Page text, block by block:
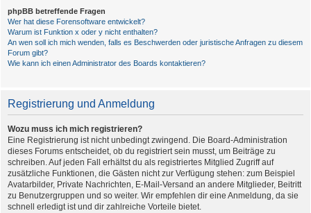
phpBB betreffende Fragen
Wer hat diese Forensoftware entwickelt?
Warum ist Funktion x oder y nicht enthalten?
An wen soll ich mich wenden, falls es Beschwerden oder juristische Anfragen zu diesem
Forum gibt?
Wie kann ich einen Administrator des Boards kontaktieren?
Registrierung und Anmeldung
Wozu muss ich mich registrieren?
Eine Registrierung ist nicht unbedingt zwingend. Die Board-Administration
dieses Forums entscheidet, ob du registriert sein musst, um Beiträge zu
schreiben. Auf jeden Fall erhältst du als registriertes Mitglied Zugriff auf
zusätzliche Funktionen, die Gästen nicht zur Verfügung stehen: zum Beispiel
Avatarbilder, Private Nachrichten, E-Mail-Versand an andere Mitglieder, Beitritt
zu Benutzergruppen und so weiter. Wir empfehlen dir eine Anmeldung, da sie
schnell erledigt ist und dir zahlreiche Vorteile bietet.